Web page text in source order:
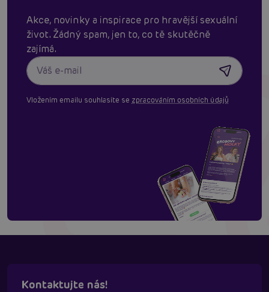
Akce, novinky a inspirace pro hravější sexuální
život. Žádný spam, jen to, co tě skutěčně
zajímá.
Vložením emailu souhlasíte se zpracováním osobních údajů
Kontaktujte nás!